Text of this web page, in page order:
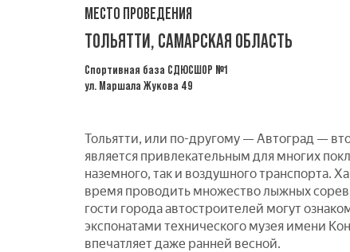
МЕСТО ПРОВЕДЕНИЯ
ТОЛЬЯТТИ, САМАРСКАЯ ОБЛАСТЬ
Спортивная база СДЮСШОР №1
ул. Маршала Жукова 49
Тольятти, или по-другому — Автоград —
является привлекательным для многих
наземного, так и воздушного транспорта.
время проводить множество лыжных
гости города автостроителей могут
экспонатами технического музея имени
впечатляет даже ранней весной.